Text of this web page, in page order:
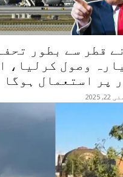
قطر سے بطور
وصول کرلیا،
پر استعمال ہوگا
22, 2025